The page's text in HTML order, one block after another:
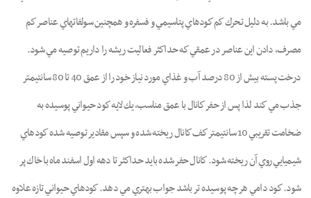
مي باشد. به دليل تحرك كم كودهاي پتاسيمي و فسفره و همچنين سولفاتهاي عناصر كم
مصرف، دادن اين عناصر در عمقي كه حداكثر فعاليت ريشه را داريم توصيه مي شود.
درخت پسته بيش از 80 درصد آب و غذاي مورد نياز خود را از عمق 40 تا 80 سانتيمتر
جذب مي كند لذا پس از حفر كانال با عمق مناسب، يك لايه كود حيواني پوسيده به
ضخامت تقريبي 10 سانتيمتر كف كانال ريخته شده و سپس مقادير توصيه شده كودهاي
شيميايي روي آن ريخته شود. كانال حفر شده بايد حداكثر تا دهه اول اسفند ماه با خاك پر
شود. كود دامي هر چه پوسيده تر باشد جواب بهتري مي دهد. كودهاي حيواني تازه علاوه